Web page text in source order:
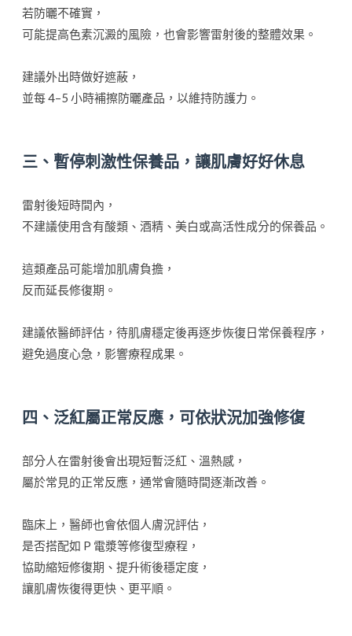
若防曬不確實，
可能提高色素沉澱的風險，也會影響雷射後的整體效果。
建議外出時做好遮蔽，
並每 4–5 小時補擦防曬產品，以維持防護力。
三、暫停刺激性保養品，讓肌膚好好休息
雷射後短時間內，
不建議使用含有酸類、酒精、美白或高活性成分的保養品。
這類產品可能增加肌膚負擔，
反而延長修復期。
建議依醫師評估，待肌膚穩定後再逐步恢復日常保養程序，
避免過度心急，影響療程成果。
四、泛紅屬正常反應，可依狀況加強修復
部分人在雷射後會出現短暫泛紅、溫熱感，
屬於常見的正常反應，通常會隨時間逐漸改善。
臨床上，醫師也會依個人膚況評估，
是否搭配如 P 電漿等修復型療程，
協助縮短修復期、提升術後穩定度，
讓肌膚恢復得更快、更平順。